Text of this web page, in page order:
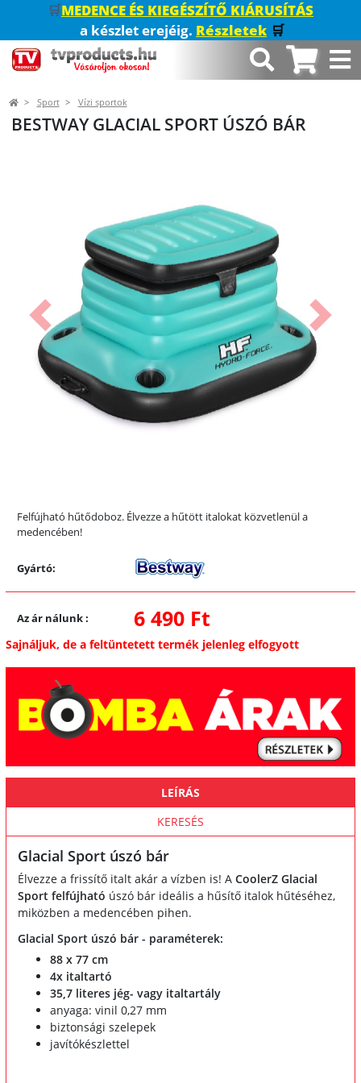
🛒MEDENCE ÉS KIEGÉSZÍTŐ KIÁRUSÍTÁS
a készlet erejéig. Részletek 🛒
Sport Vízi sportok
BESTWAY GLACIAL SPORT ÚSZÓ BÁR
Előző
Felfújható hűtődoboz. Élvezze a hűtött italokat közvetlenül a
medencében!
Gyártó:
Az ár nálunk: 6 490 Ft
Sajnáljuk, de a feltüntetett termék jelenleg elfogyott
LEÍRÁS
KERESÉS
Glacial Sport úszó bár
Élvezze a frissítő italt akár a vízben is! A CoolerZ Glacial
Sport felfújható úszó bár ideális a hűsítő italok hűtéséhez,
miközben a medencében pihen.
Glacial Sport úszó bár - paraméterek:
88 x 77 cm
4x italtartó
35,7 literes jég- vagy italtartály
anyaga: vinil 0,27 mm
biztonsági szelepek
javítókészlettel